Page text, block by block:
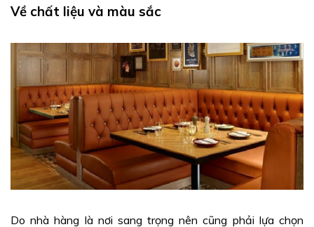
Về chất liệu và màu sắc
Do nhà hàng là nơi sang trọng nên cũng phải lựa chọn